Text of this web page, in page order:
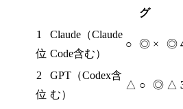
グ
1
位
Claude（Claude
Code含む）
○ ◎ × ◎
2
位
GPT（Codex含
む）
△ ○ ◎ △